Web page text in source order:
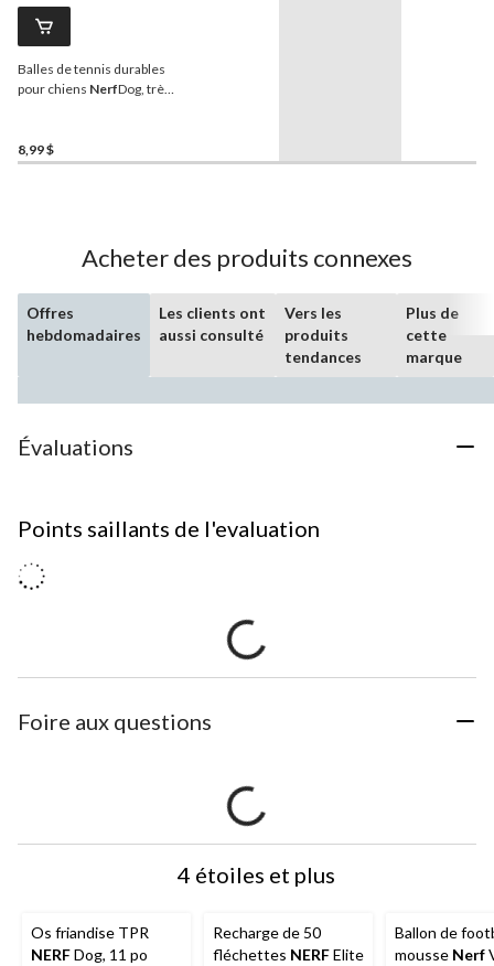
Balles de tennis durables
pour chiens NerfDog, très
8,99 $
Acheter des produits connexes
Offres
hebdomadaires
Les clients ont
aussi consulté
Vers les
produits
tendances
Plus de
cette
marque
Évaluations
Points saillants de l'evaluation
Foire aux questions
4 étoiles et plus
Os friandise TPR
NERFDog, 11 po
Recharge de 50
fléchettes NERFElite
Ballon de
mousse Nerf